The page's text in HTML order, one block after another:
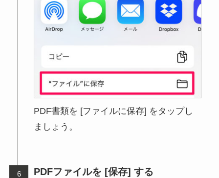
PDF書類を [ファイルに保存] をタップし
ましょう。
PDFファイルを [保存] する